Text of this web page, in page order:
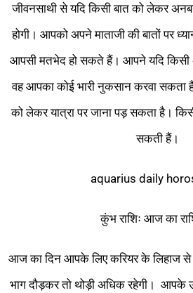
जीवनसाथी से यदि किसी बात को लेकर
होगी। आपको अपने माताजी की बातों पर
आपसी मतभेद हो सकते हैं। आपने यदि किसी
वह आपका कोई भारी नुकसान करवा
को लेकर यात्रा पर जाना पड़ सकता है।
सकती हैं।
aquarius daily
कुंभ राशिः आज का
आज का दिन आपके लिए करियर के लिहाज से
भाग दौड़कर तो थोड़ी अधिक रहेगी। आपके